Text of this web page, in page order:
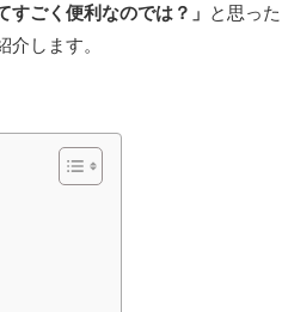
すごく便利なのでは？」 と思った
します。